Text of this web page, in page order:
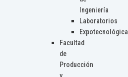
Ingeniería
Laboratorios
Expotecnológica
Facultad
de
Producción